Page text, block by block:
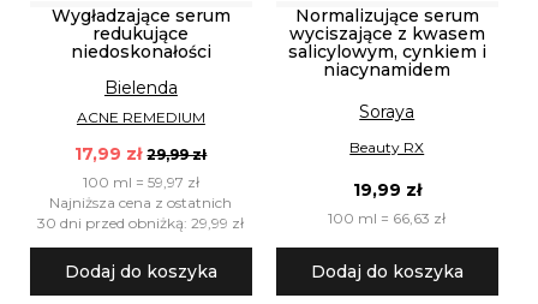
Wygładzające serum
redukujące
niedoskonałości
Bielenda
ACNE REMEDIUM
17,99 zł 29,99 zł
100 ml = 59,97 zł
Najniższa cena z ostatnich
30 dni przed obniżką: 29,99 zł
Dodaj do koszyka
Normalizujące serum
wyciszające z kwasem
salicylowym, cynkiem i
niacynamidem
Soraya
Beauty RX
19,99 zł
100 ml = 66,63 zł
Dodaj do koszyka